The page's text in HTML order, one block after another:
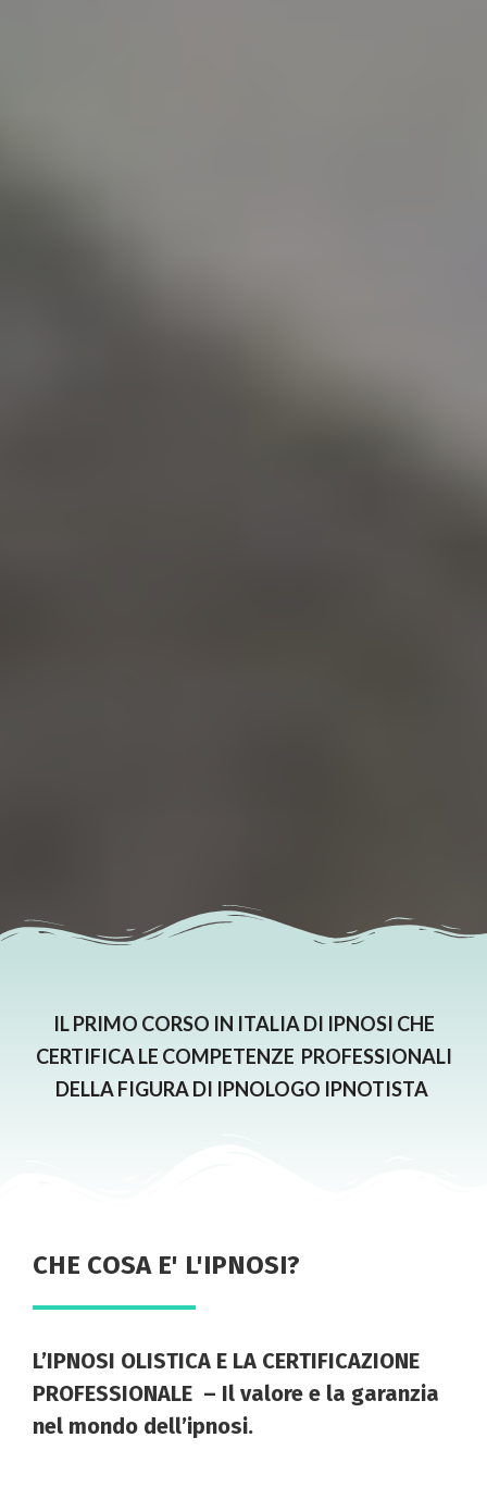
IL PRIMO CORSO IN ITALIA DI IPNOSI CHE
CERTIFICA LE COMPETENZE PROFESSIONALI
DELLA FIGURA DI IPNOLOGO IPNOTISTA
CHE COSA E' L'IPNOSI?
L’IPNOSI OLISTICA E LA CERTIFICAZIONE
PROFESSIONALE – Il valore e la garanzia
nel mondo dell’ipnosi.